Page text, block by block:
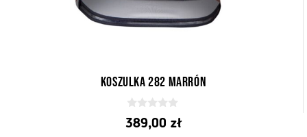
Koszulka 282 Marrón
0
z
389,00 zł